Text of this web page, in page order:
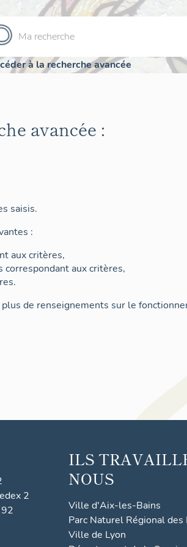
à la recherche avancée
avancée :
saisis.
:
aux critères,
correspondant aux critères,
de renseignements sur le
2
ILS
NOUS
Ville d'Aix-les-Bains
Parc Naturel Régional des
Ville de Lyon